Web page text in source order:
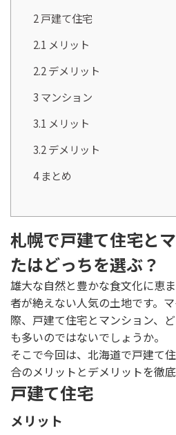
2戸建て住宅
2.1 メリット
2.2デメリット
3 マンション
3.1 メリット
3.2デメリット
4まとめ
札幌で戸建て住宅と
たはどっちを選ぶ？
雄大な自然と豊かな食文化に恵
者が絶えない人気の土地です。
際、戸建て住宅とマンション、
も多いのではないでしょうか。
そこで今回は、北海道で戸建て
合のメリットとデメリットを徹底
戸建て住宅
メリット